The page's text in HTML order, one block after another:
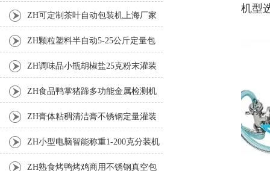
机型
厂家 ZH可定制茶叶自动包装机上海厂家
ZH颗粒塑料半自动5-25公斤定量包
装机 ZH调味品小瓶胡椒盐25克粉末灌装
ZH食品鸭掌猪蹄多功能金属检测机
ZH膏体粘稠清洁膏不锈钢定量灌装
机厂家 ZH小型电脑智能称重1-200克分装机
ZH熟食烤鸭烤鸡商用不锈钢真空包